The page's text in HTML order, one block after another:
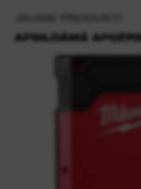
APSILDĀMĀ